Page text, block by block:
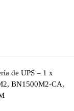
de UPS – 1 x
BN1500M2-CA,